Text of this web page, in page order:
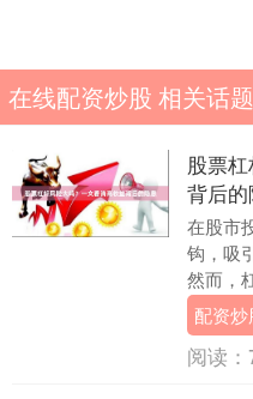
在线配资炒股 相关话题
股票
背后
在股市
钩，吸
然而，
倍放大
是：**
配资
阅读：